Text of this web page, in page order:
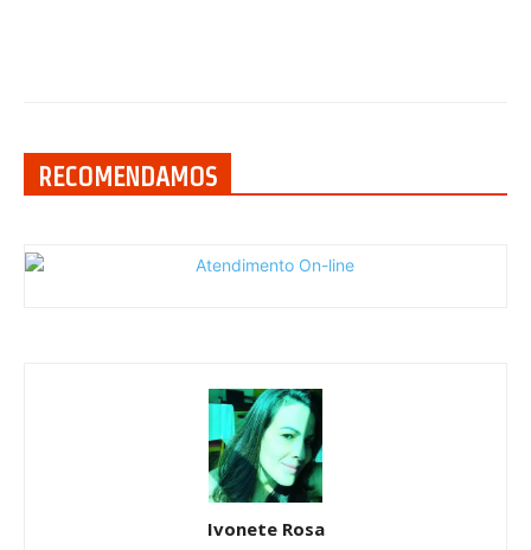
RECOMENDAMOS
Ivonete Rosa